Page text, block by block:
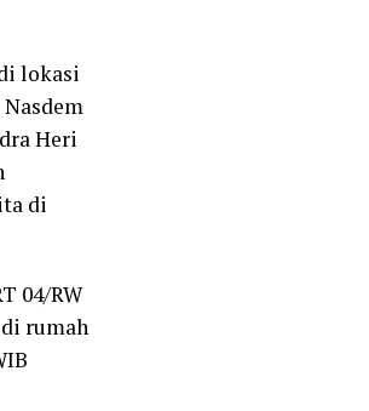
lokasi
Heri
di
04/RW
di rumah